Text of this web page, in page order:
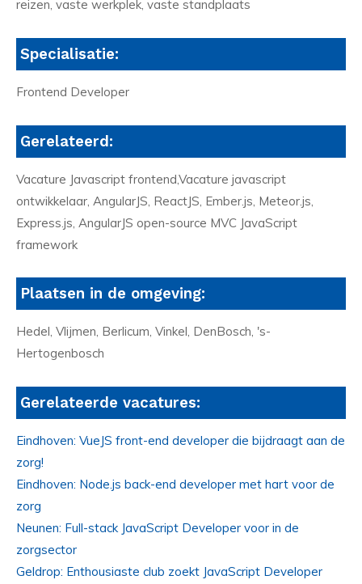
reizen, vaste werkplek, vaste standplaats
Specialisatie:
Frontend Developer
Gerelateerd:
Vacature Javascript frontend,Vacature javascript
ontwikkelaar, AngularJS, ReactJS, Ember.js, Meteor.js,
Express.js, AngularJS open-source MVC JavaScript
framework
Plaatsen in de omgeving:
Hedel, Vlijmen, Berlicum, Vinkel, DenBosch, 's-
Hertogenbosch
Gerelateerde vacatures:
Eindhoven: VueJS front-end developer die bijdraagt aan de
zorg!
Eindhoven: Node.js back-end developer met hart voor de
zorg
Neunen: Full-stack JavaScript Developer voor in de
zorgsector
Geldrop: Enthousiaste club zoekt JavaScript Developer